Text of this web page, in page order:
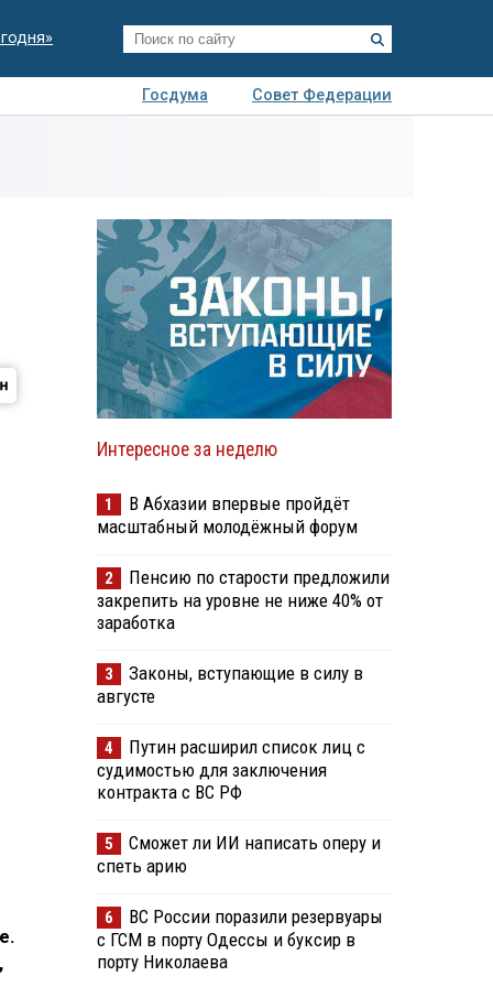
Госдума
Совет Федерации
Интересное за неделю
1
В Абхазии впервые пройдёт
масштабный молодёжный форум
2
Пенсию по старости предложили
закрепить на уровне не ниже 40% от
заработка
3
Законы, вступающие в силу в
августе
4
Путин расширил список лиц с
судимостью для заключения
контракта с ВС РФ
5
Сможет ли ИИ написать оперу и
спеть арию
6
ВС России поразили резервуары
с ГСМ в порту Одессы и буксир в
порту Николаева